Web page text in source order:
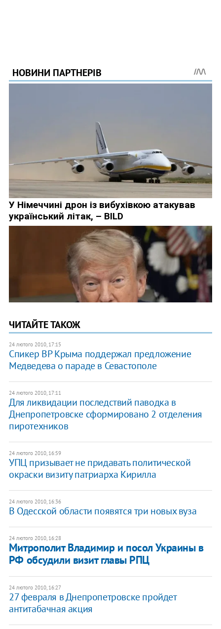
ЧИТАЙТЕ ТАКОЖ
24 лютого 2010, 17:15
Спикер ВР Крыма поддержал предложение
Медведева о параде в Севастополе
24 лютого 2010, 17:11
Для ликвидации последствий паводка в
Днепропетровске сформировано 2 отделения
пиротехников
24 лютого 2010, 16:59
УПЦ призывает не придавать политической
окраски визиту патриарха Кирилла
24 лютого 2010, 16:36
В Одесской области появятся три новых вуза
24 лютого 2010, 16:28
Митрополит Владимир и посол Украины в
РФ обсудили визит главы РПЦ
24 лютого 2010, 16:27
27 февраля в Днепропетровске пройдет
антитабачная акция